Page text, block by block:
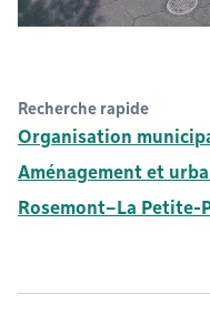
Recherche rapide
Organisation
Aménagement et
Rosemont–La Petite-